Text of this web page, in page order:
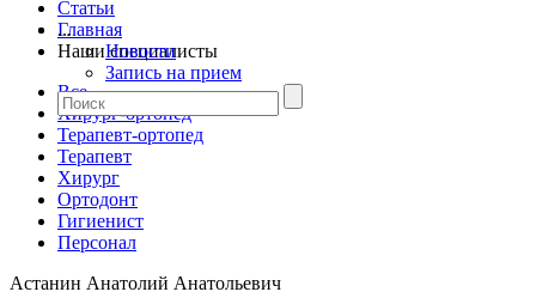
Статьи
...
Новости
Запись на прием
Главная
Наши специалисты
Все
Хирург-ортопед
Терапевт-ортопед
Терапевт
Хирург
Ортодонт
Гигиенист
Персонал
Астанин Анатолий Анатольевич